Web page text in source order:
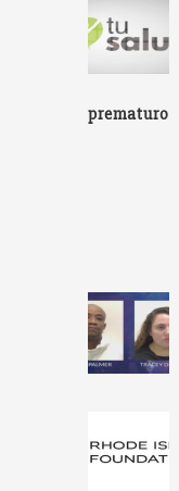
prematuro